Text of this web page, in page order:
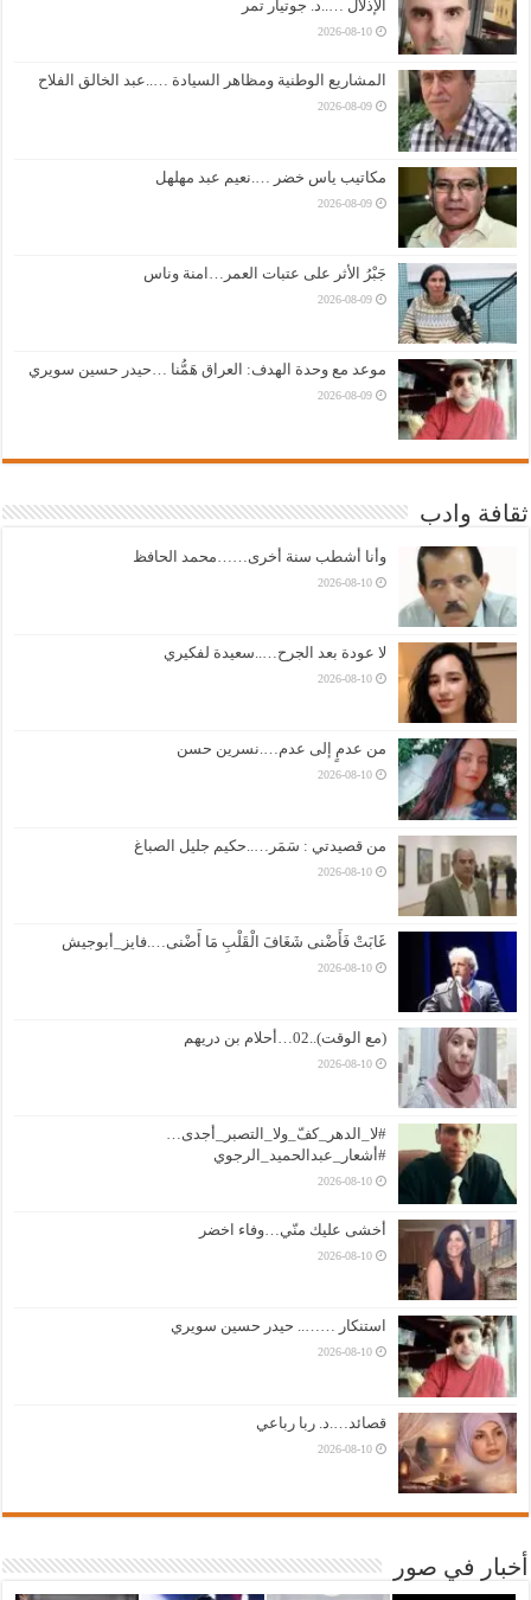
الإذلال …..د. جوتيار تمر
2026-08-10
المشاريع الوطنية ومظاهر السيادة …..عبد الخالق الفلاح
2026-08-09
مكاتيب ياس خضر ….نعيم عبد مهلهل
2026-08-09
جَبْرُ الأثر على عتبات العمر…امنة وناس
2026-08-09
موعد مع وحدة الهدف: العراق هَمُّنا …حيدر حسين سويري
2026-08-09
ثقافة وادب
وأنا أشطب سنة أخرى……محمد الحافظ
2026-08-10
لا عودة بعد الجرح…..سعيدة لفكيري
2026-08-10
من عدمٍ إلى عدم….نسرين حسن
2026-08-10
من قصيدتي : سَمَر…..حكيم جليل الصباغ
2026-08-10
غَابَتْ فَأَضْنى شَغَافَ الْقَلْبِ مَا أَضْنى….فايز_أبوجيش
2026-08-10
(مع الوقت)..02…أحلام بن دريهم
2026-08-10
#لا_الدهر_كفّ_ولا_التصبر_أجدى…
#أشعار_عبدالحميد_الرجوي
2026-08-10
أخشى عليك منّي…وفاء اخضر
2026-08-10
استنكار …….. حيدر حسين سويري
2026-08-10
قصائد….د. ربا رباعي
2026-08-10
أخبار في صور